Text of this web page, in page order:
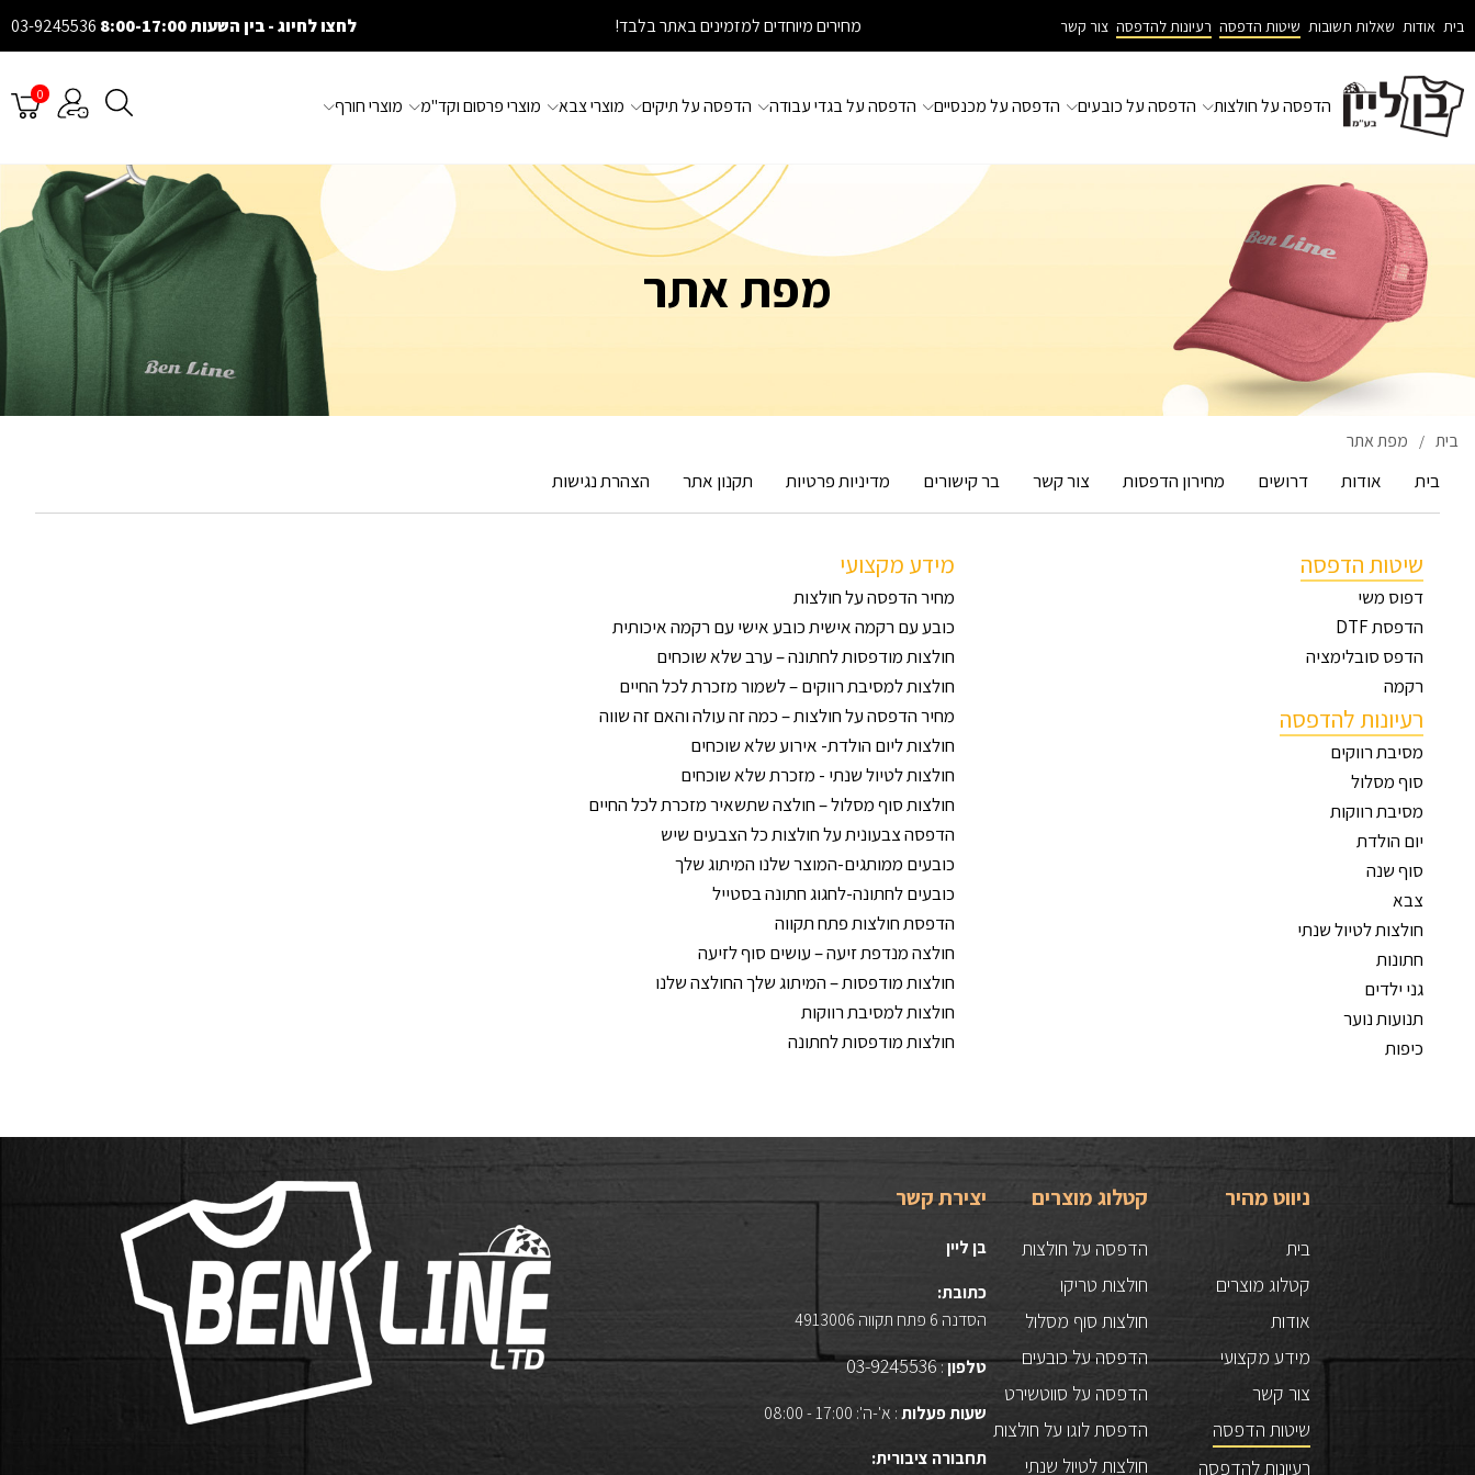
בית אודות שאלות תשובות שיטות הדפסה רעיונות להדפסה צור קשר מחירים מיוחדים למזמינים באתר בלבד! לחצו לחיוג - בין השעות 8:00-17:00 03-9245536
הדפסה על חולצות הדפסה על כובעים הדפסה על מכנסיים הדפסה על בגדי עבודה הדפסה על תיקים מוצרי צבא מוצרי פרסום וקד"מ מוצרי חורף
0
מפת אתר
בית / מפת אתר
בית אודות דרושים מחירון הדפסות צור קשר בר קישורים מדיניות פרטיות תקנון אתר הצהרת נגישות
שיטות הדפסה
דפוס משי
הדפסת DTF
הדפס סובלימציה
רקמה
רעיונות להדפסה
מסיבת רווקים
סוף מסלול
מסיבת רווקות
יום הולדת
סוף שנה
צבא
חולצות לטיול שנתי
חתונות
גני ילדים
תנועות נוער
כיפות
מידע מקצועי
מחיר הדפסה על חולצות
כובע עם רקמה אישית כובע אישי עם רקמה איכותית
חולצות מודפסות לחתונה – ערב שלא שוכחים
חולצות למסיבת רווקים – לשמור מזכרת לכל החיים
מחיר הדפסה על חולצות – כמה זה עולה והאם זה שווה
חולצות ליום הולדת- אירוע שלא שוכחים
חולצות לטיול שנתי - מזכרת שלא שוכחים
חולצות סוף מסלול – חולצה שתשאיר מזכרת לכל החיים
הדפסה צבעונית על חולצות כל הצבעים שיש
כובעים ממותגים-המוצר שלנו המיתוג שלך
כובעים לחתונה-לחגוג חתונה בסטייל
הדפסת חולצות פתח תקווה
חולצה מנדפת זיעה – עושים סוף לזיעה
חולצות מודפסות – המיתוג שלך החולצה שלנו
חולצות למסיבת רווקות
חולצות מודפסות לחתונה
ניווט מהיר
בית
קטלוג מוצרים
אודות
מידע מקצועי
צור קשר
שיטות הדפסה
רעיונות להדפסה
קטלוג מוצרים
הדפסה על חולצות
חולצות טריקו
חולצות סוף מסלול
הדפסה על כובעים
הדפסה על סווטשירט
הדפסת לוגו על חולצות
חולצות לטיול שנתי
יצירת קשר
בן ליין
כתובת:
הסדנה 6 פתח תקווה 4913006
טלפון:
03-9245536
שעות פעלות: א'-ה': 17:00 - 08:00
תחבורה ציבורית: